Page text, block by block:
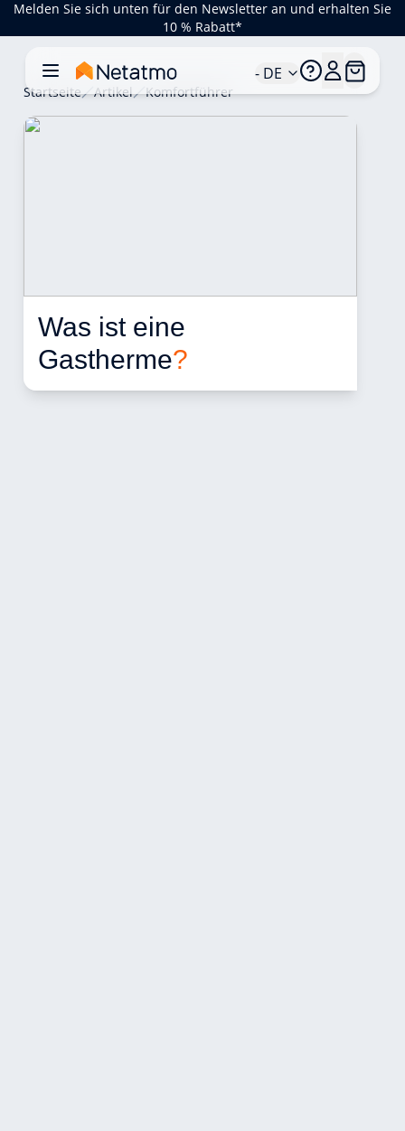
Melden Sie sich unten für den Newsletter an und erhalten Sie
10 % Rabatt*
- DE
Startseite Artikel Komfortführer
Was ist eine
Gastherme?